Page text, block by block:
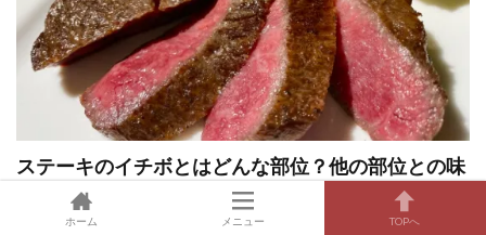
ステーキのイチボとはどんな部位？他の部位との味
の違いからさっぱりした食べ方まで紹介
ホーム メニュー TOPへ